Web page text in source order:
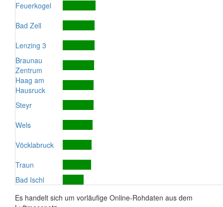
Feuerkogel
Bad Zell
Lenzing 3
Braunau
Zentrum
Haag am
Hausruck
Steyr
Wels
Vöcklabruck
Traun
Bad Ischl
Es handelt sich um vorläufige Online-Rohdaten aus dem